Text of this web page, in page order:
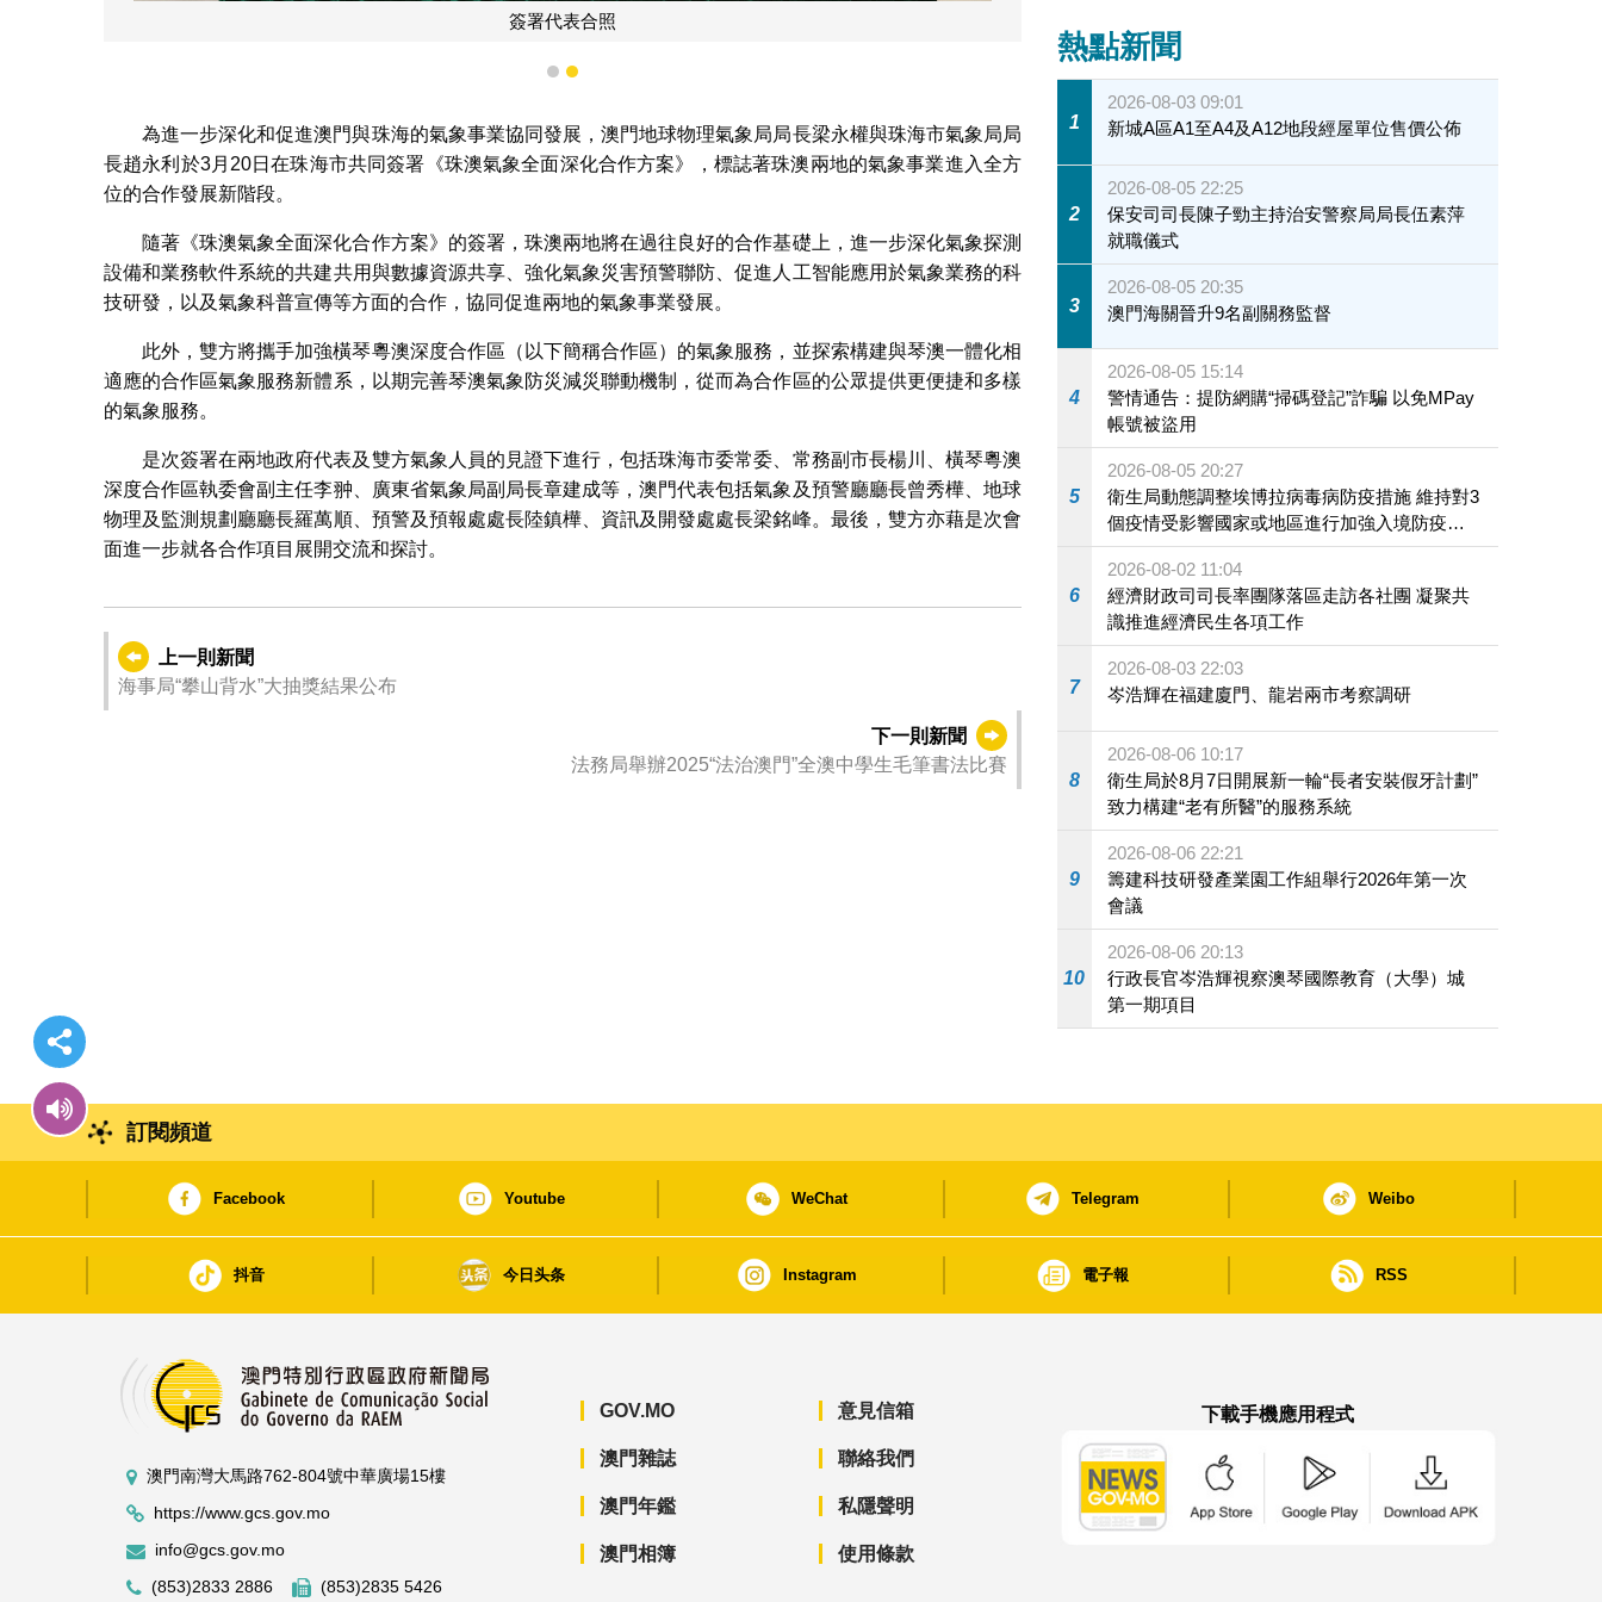
簽署代表合照
1 2
為進一步深化和促進澳門與珠海的氣象事業協同發展，澳門地球物理氣象局局長梁永權與珠海市氣象局局
長趙永利於3月20日在珠海市共同簽署《珠澳氣象全面深化合作方案》，標誌著珠澳兩地的氣象事業進入全方
位的合作發展新階段。
隨著《珠澳氣象全面深化合作方案》的簽署，珠澳兩地將在過往良好的合作基礎上，進一步深化氣象探測
設備和業務軟件系統的共建共用與數據資源共享、強化氣象災害預警聯防、促進人工智能應用於氣象業務的科
技研發，以及氣象科普宣傳等方面的合作，協同促進兩地的氣象事業發展。
此外，雙方將攜手加強橫琴粵澳深度合作區（以下簡稱合作區）的氣象服務，並探索構建與琴澳一體化相
適應的合作區氣象服務新體系，以期完善琴澳氣象防災減災聯動機制，從而為合作區的公眾提供更便捷和多樣
的氣象服務。
是次簽署在兩地政府代表及雙方氣象人員的見證下進行，包括珠海市委常委、常務副市長楊川、橫琴粵澳
深度合作區執委會副主任李翀、廣東省氣象局副局長章建成等，澳門代表包括氣象及預警廳廳長曾秀樺、地球
物理及監測規劃廳廳長羅萬順、預警及預報處處長陸鎮樺、資訊及開發處處長梁銘峰。最後，雙方亦藉是次會
面進一步就各合作項目展開交流和探討。
上一則新聞
海事局“攀山背水”大抽獎結果公布
下一則新聞
法務局舉辦2025“法治澳門”全澳中學生毛筆書法比賽
熱點新聞
1
2026-08-03 09:01
新城A區A1至A4及A12地段經屋單位售價公佈
2
2026-08-05 22:25
保安司司長陳子勁主持治安警察局局長伍素萍
就職儀式
3
2026-08-05 20:35
澳門海關晉升9名副關務監督
4
2026-08-05 15:14
警情通告：提防網購“掃碼登記”詐騙 以免MPay
帳號被盜用
5
2026-08-05 20:27
衛生局動態調整埃博拉病毒病防疫措施 維持對3
個疫情受影響國家或地區進行加強入境防疫措
施
6
2026-08-02 11:04
經濟財政司司長率團隊落區走訪各社團 凝聚共
識推進經濟民生各項工作
7
2026-08-03 22:03
岑浩輝在福建廈門、龍岩兩市考察調研
8
2026-08-06 10:17
衛生局於8月7日開展新一輪“長者安裝假牙計劃”
致力構建“老有所醫”的服務系統
9
2026-08-06 22:21
籌建科技研發產業園工作組舉行2026年第一次
會議
10
2026-08-06 20:13
行政長官岑浩輝視察澳琴國際教育（大學）城
第一期項目
訂閱頻道
Facebook Youtube WeChat Telegram Weibo
抖音 今日头条 Instagram 電子報 RSS
澳門南灣大馬路762-804號中華廣場15樓
https://www.gcs.gov.mo
info@gcs.gov.mo
(853)2833 2886
(853)2835 5426
GOV.MO
澳門雜誌
澳門年鑑
澳門相簿
意見信箱
聯絡我們
私隱聲明
使用條款
下載手機應用程式